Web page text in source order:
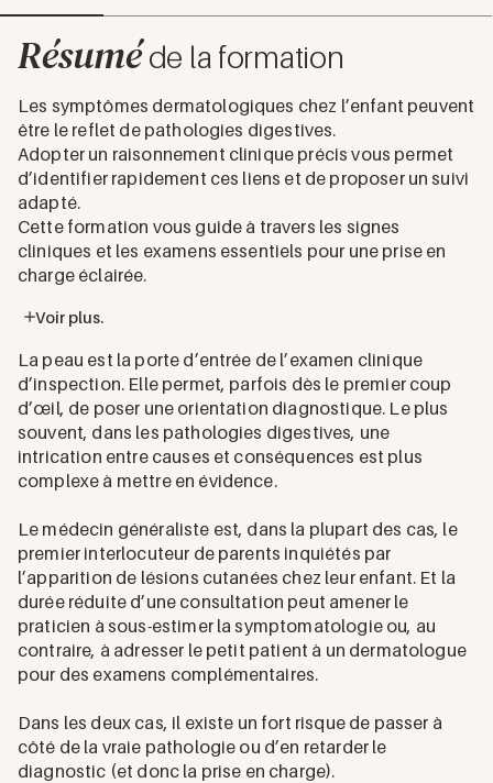
Résuméde la formation
Les symptômes dermatologiques chez l’enfant peuvent
être le reflet de pathologies digestives.
Adopter un raisonnement clinique précis vous permet
d’identifier rapidement ces liens et de proposer un suivi
adapté.
Cette formation vous guide à travers les signes
cliniques et les examens essentiels pour une prise en
charge éclairée.
Voir plus.
La peau est la porte d’entrée de l’examen clinique
d’inspection. Elle permet, parfois dès le premier coup
d’œil, de poser une orientation diagnostique. Le plus
souvent, dans les pathologies digestives, une
intrication entre causes et conséquences est plus
complexe à mettre en évidence.
Le médecin généraliste est, dans la plupart des cas, le
premier interlocuteur de parents inquiétés par
l’apparition de lésions cutanées chez leur enfant. Et la
durée réduite d’une consultation peut amener le
praticien à sous-estimer la symptomatologie ou, au
contraire, à adresser le petit patient à un dermatologue
pour des examens complémentaires.
Dans les deux cas, il existe un fort risque de passer à
côté de la vraie pathologie ou d’en retarder le
diagnostic (et donc la prise en charge).